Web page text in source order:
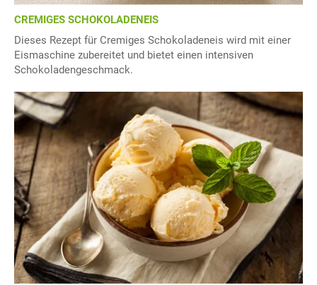
CREMIGES SCHOKOLADENEIS
Dieses Rezept für Cremiges Schokoladeneis wird mit einer
Eismaschine zubereitet und bietet einen intensiven
Schokoladengeschmack.